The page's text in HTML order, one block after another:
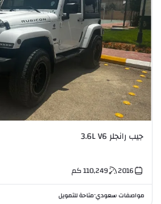
جيب رانجلر 3.6L V6
2016
110,249كم
مواصفات سعودي•متاحة للتمويل